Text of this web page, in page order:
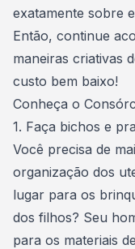
exatamente sobre
Então, continue
maneiras criativas
custo bem baixo!
Conheça o
1. Faça bichos e
Você precisa de
organização dos
lugar para os
dos filhos? Seu
para os materiais